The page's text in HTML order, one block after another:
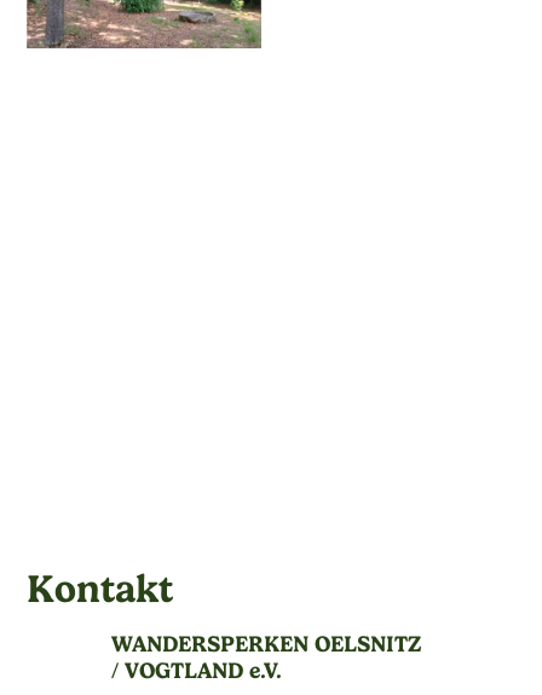
Kontakt
WANDERSPERKEN OELSNITZ
/ VOGTLAND e.V.